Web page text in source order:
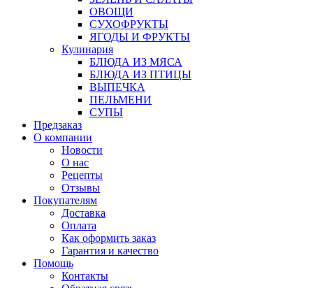
ОВОЩИ
СУХОФРУКТЫ
ЯГОДЫ И ФРУКТЫ
Кулинария
БЛЮДА ИЗ МЯСА
БЛЮДА ИЗ ПТИЦЫ
ВЫПЕЧКА
ПЕЛЬМЕНИ
СУПЫ
Предзаказ
О компании
Новости
О нас
Рецепты
Отзывы
Покупателям
Доставка
Оплата
Как оформить заказ
Гарантия и качество
Помощь
Контакты